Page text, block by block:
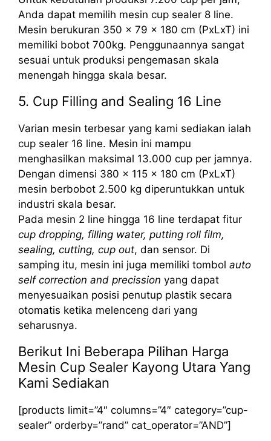
Anda dapat memilih mesin cup sealer 8 line.
Mesin berukuran 350 x 79 x 180 cm (PxLxT) ini
memiliki bobot 700kg. Penggunaannya sangat
sesuai untuk produksi pengemasan skala
menengah hingga skala besar.
5. Cup Filling and Sealing 16 Line
Varian mesin terbesar yang kami sediakan ialah
cup sealer 16 line. Mesin ini mampu
menghasilkan maksimal 13.000 cup per jamnya.
Dengan dimensi 380 x 115 x 180 cm (PxLxT)
mesin berbobot 2.500 kg diperuntukkan untuk
industri skala besar.
Pada mesin 2 line hingga 16 line terdapat fitur
cup dropping, filling water, putting roll film,
sealing, cutting, cup out, dan sensor. Di
samping itu, mesin ini juga memiliki tombol auto
self correction and precission yang dapat
menyesuaikan posisi penutup plastik secara
otomatis ketika melenceng dari yang
seharusnya.
Berikut Ini Beberapa Pilihan Harga
Mesin Cup Sealer Kayong Utara Yang
Kami Sediakan
[products limit=”4″ columns=”4″ category=”cup-
sealer” orderby=”rand” cat_operator=”AND”]